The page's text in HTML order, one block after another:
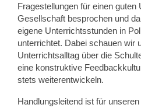
Fragestellungen für einen guten
Gesellschaft besprochen und
eigene Unterrichtsstunden in
unterrichtet. Dabei schauen wir
Unterrichtsalltag über die
eine konstruktive
stets weiterentwickeln.
Handlungsleitend ist für